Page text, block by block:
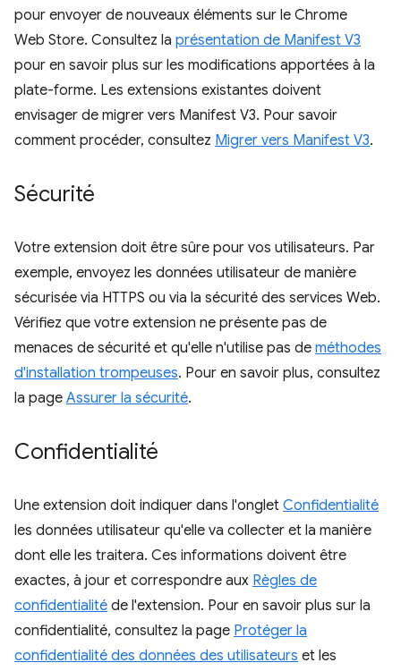
pour envoyer de nouveaux éléments sur le Chrome
Web Store. Consultez la présentation de Manifest V3
pour en savoir plus sur les modifications apportées à la
plate-forme. Les extensions existantes doivent
envisager de migrer vers Manifest V3. Pour savoir
comment procéder, consultez Migrer vers Manifest V3.
Sécurité
Votre extension doit être sûre pour vos utilisateurs. Par
exemple, envoyez les données utilisateur de manière
sécurisée via HTTPS ou via la sécurité des services Web.
Vérifiez que votre extension ne présente pas de
menaces de sécurité et qu'elle n'utilise pas de méthodes
d'installation trompeuses. Pour en savoir plus, consultez
la page Assurer la sécurité.
Confidentialité
Une extension doit indiquer dans l'onglet Confidentialité
les données utilisateur qu'elle va collecter et la manière
dont elle les traitera. Ces informations doivent être
exactes, à jour et correspondre aux Règles de
confidentialité de l'extension. Pour en savoir plus sur la
confidentialité, consultez la page Protéger la
confidentialité des données des utilisateurs et les